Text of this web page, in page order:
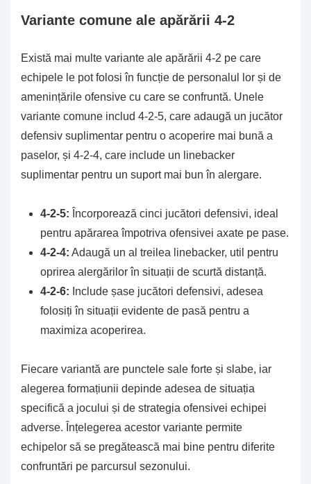
Variante comune ale apărării 4-2
Există mai multe variante ale apărării 4-2 pe care
echipele le pot folosi în funcție de personalul lor și de
amenințările ofensive cu care se confruntă. Unele
variante comune includ 4-2-5, care adaugă un jucător
defensiv suplimentar pentru o acoperire mai bună a
paselor, și 4-2-4, care include un linebacker
suplimentar pentru un suport mai bun în alergare.
4-2-5: Încorporează cinci jucători defensivi, ideal
pentru apărarea împotriva ofensivei axate pe pase.
4-2-4: Adaugă un al treilea linebacker, util pentru
oprirea alergărilor în situații de scurtă distanță.
4-2-6: Include șase jucători defensivi, adesea
folosiți în situații evidente de pasă pentru a
maximiza acoperirea.
Fiecare variantă are punctele sale forte și slabe, iar
alegerea formațiunii depinde adesea de situația
specifică a jocului și de strategia ofensivei echipei
adverse. Înțelegerea acestor variante permite
echipelor să se pregătească mai bine pentru diferite
confruntări pe parcursul sezonului.